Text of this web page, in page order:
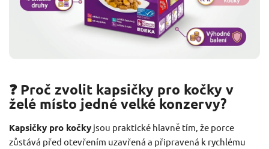
❓ Proč zvolit kapsičky pro kočky v
želé místo jedné velké konzervy?
Kapsičky pro kočky jsou praktické hlavně tím, že porce
zůstává před otevřením uzavřená a připravená k rychlému